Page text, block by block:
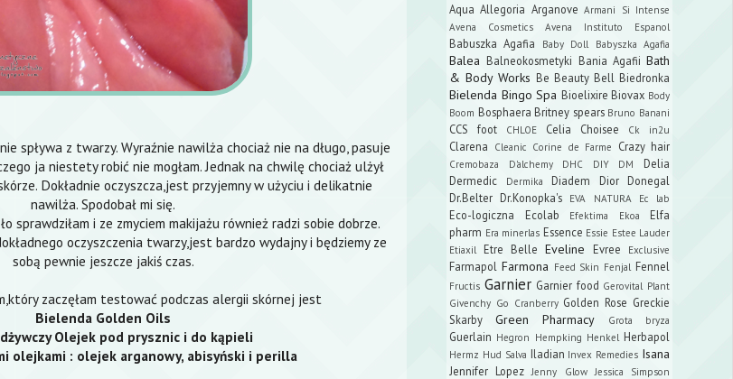
spływa z twarzy. Wyraźnie nawilża chociaż nie na długo, pasuje
ja niestety robić nie mogłam. Jednak na chwilę chociaż ulżył
Dokładnie oczyszcza,jest przyjemny w użyciu i delikatnie
nawilża. Spodobał mi się.
sprawdziłam i ze zmyciem makijażu również radzi sobie dobrze.
oczyszczenia twarzy,jest bardzo wydajny i będziemy ze
sobą pewnie jeszcze jakiś czas.
zaczęłam testować podczas alergii skórnej jest
Bielenda Golden Oils
Olejek pod prysznic i do kąpieli
olejkami : olejek arganowy, abisyński i perilla
Aqua Allegoria Arganove Armani Si Intense
Avena Cosmetics
Avena Instituto Espanol
Babuszka Agafia Baby Doll Babyszka Agafia
Balea Balneokosmetyki Bania Agafii Bath
& Body Works Be Beauty Bell Biedronka
Bielenda Bingo Spa Bioelixire Biovax Body
Boom Bosphaera Britney spears Bruno Banani
CCS foot CHLOE Celia Choisee Ck in2u
Clarena Cleanic Corine de Farme Crazy hair
Cremobaza D'alchemy DHC DIY DM
Delia
Dermedic
Dermika Diadem Dior
Donegal
Dr.Belter Dr.Konopka's EVA NATURA Ec lab
Eco-logiczna Ecolab Efektima Ekoa
Elfa
pharm Era minerlas Essence Essie Estee Lauder
Etiaxil
Etre Belle Eveline Evree Exclusive
Farmapol Farmona Feed Skin Fenjal Fennel
Fructis Garnier Garnier food Gerovital Plant
Givenchy Go Cranberry Golden Rose Greckie
Skarby
Green Pharmacy Grota bryza
Guerlain Hegron Hempking Henkel Herbapol
Hermz Hud Salva Iladian Invex Remedies Isana
Jennifer Lopez Jenny Glow Jessica Simpson